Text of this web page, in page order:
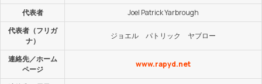
代表者
Joel Patrick Yarbrough
代表者（フリガ
ナ）
ジョエル パトリック ヤブロー
連絡先／ホーム
ページ
www.rapyd.net